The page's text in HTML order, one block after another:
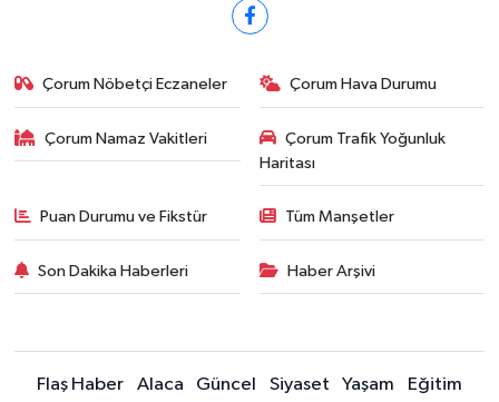
Çorum Nöbetçi Eczaneler Çorum Hava Durumu
Çorum Namaz Vakitleri
Çorum Trafik Yoğunluk
Haritası
Puan Durumu ve Fikstür Tüm Manşetler
Son Dakika Haberleri Haber Arşivi
Flaş Haber Alaca Güncel Siyaset Yaşam Eğitim